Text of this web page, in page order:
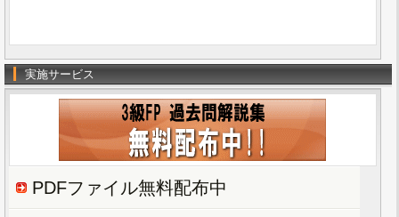
実施サービス
PDFファイル無料配布中